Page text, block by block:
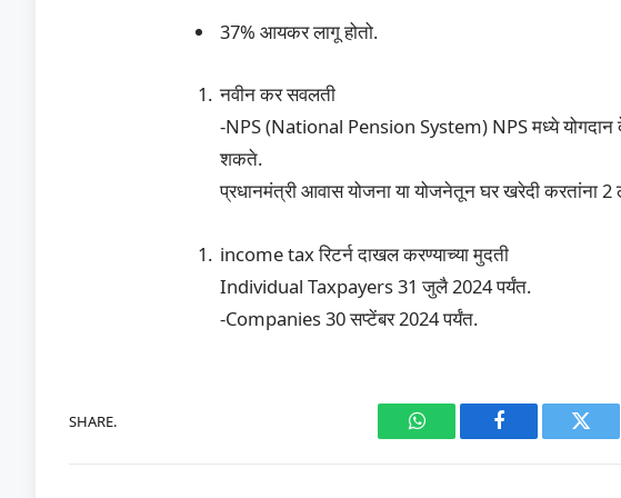
37% आयकर लागू होतो.
नवीन कर सवलती
-NPS (National Pension System) NPS मध्ये योगदान
शकते.
प्रधानमंत्री आवास योजना या योजनेतून घर खरेदी करतांना
income tax रिटर्न दाखल करण्याच्या मुदती
Individual Taxpayers 31 जुलै 2024 पर्यंत.
-Companies 30 सप्टेंबर 2024 पर्यंत.
SHARE.
WhatsAppFacebook